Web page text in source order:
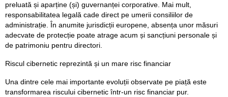
preluată și aparține (și) guvernanței corporative. Mai mult,
responsabilitatea legală cade direct pe umerii consiliilor de
administrație. În anumite jurisdicții europene, absența unor măsuri
adecvate de protecție poate atrage acum și sancțiuni personale și
de patrimoniu pentru directori.
Riscul cibernetic reprezintă și un mare risc financiar
Una dintre cele mai importante evoluții observate pe piață este
transformarea riscului cibernetic într-un risc financiar pur.